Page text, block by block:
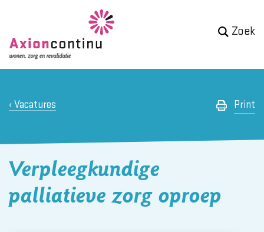
Zoek
Vacatures Print
Verpleegkundige
palliatieve zorg oproep